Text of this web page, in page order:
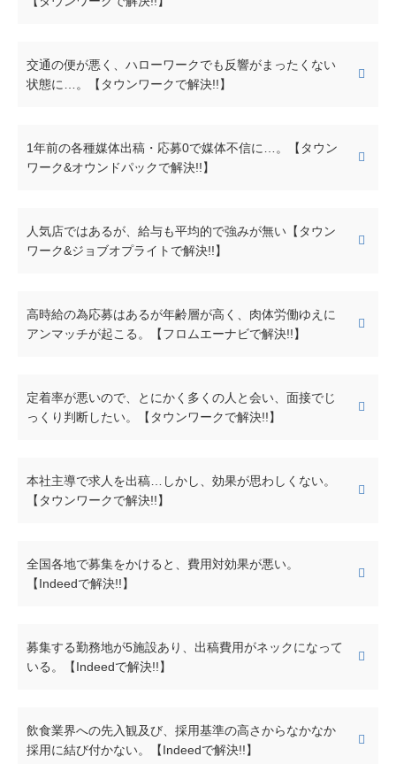
交通の便が悪く、ハローワークでも反響がまったくない
状態に…。【タウンワークで解決!!】
1年前の各種媒体出稿・応募0で媒体不信に…。【タウン
ワーク&オウンドパックで解決!!】
人気店ではあるが、給与も平均的で強みが無い【タウン
ワーク&ジョブオプライトで解決!!】
高時給の為応募はあるが年齢層が高く、肉体労働ゆえに
アンマッチが起こる。【フロムエーナビで解決!!】
定着率が悪いので、とにかく多くの人と会い、面接でじ
っくり判断したい。【タウンワークで解決!!】
本社主導で求人を出稿…しかし、効果が思わしくない。
【タウンワークで解決!!】
全国各地で募集をかけると、費用対効果が悪い。
【Indeedで解決!!】
募集する勤務地が5施設あり、出稿費用がネックになって
いる。【Indeedで解決!!】
飲食業界への先入観及び、採用基準の高さからなかなか
採用に結び付かない。【Indeedで解決!!】